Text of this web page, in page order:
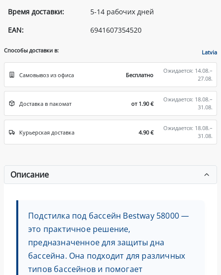
Время доставки:
5-14 рабочих дней
EAN:
6941607354520
Способы доставки в: Latvia
Самовывоз из офиса Бесплатно
Ожидается: 14.08.–
27.08.
Доставка в пакомат от 1.90 €
Ожидается: 18.08.–
31.08.
Курьерская доставка 4.90 €
Ожидается: 18.08.–
31.08.
Описание
Подстилка под бассейн Bestway 58000 —
это практичное решение,
предназначенное для защиты дна
бассейна. Она подходит для различных
типов бассейнов и помогает